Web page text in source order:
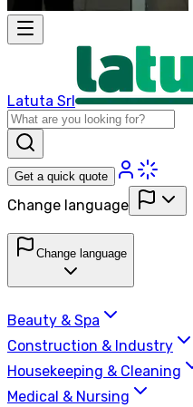
Latuta Srl
Get a quick quote
Change language
Change language
Beauty & Spa
Construction & Industry
Housekeeping & Cleaning
Medical & Nursing